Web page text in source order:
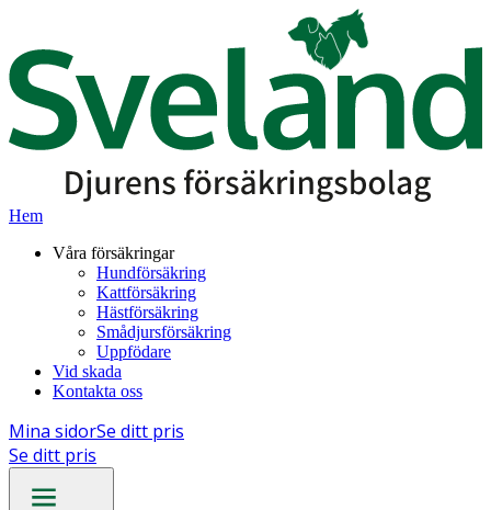
Hem
Våra försäkringar
Hundförsäkring
Kattförsäkring
Hästförsäkring
Smådjursförsäkring
Uppfödare
Vid skada
Kontakta oss
Mina sidorSe ditt pris
Se ditt pris